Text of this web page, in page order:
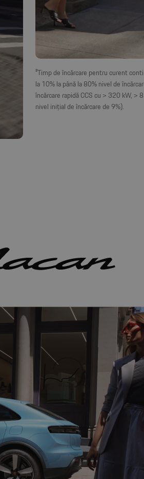
²Timp de încărcare pentru curent
la 10% la până la 80% nivel de
încărcare rapidă CCS cu > 320 kW, >
nivel inițial de încărcare de 9%).